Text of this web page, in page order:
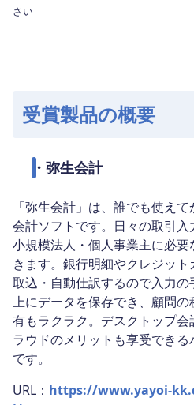
さい
受賞製品の概要
・弥生会計
「弥生会計」は、誰でも使え
会計ソフトです。日々の取引入
小規模法人・個人事業主に必
きます。銀行明細やクレジッ
取込・自動仕訳するので入力
上にデータを保存でき、顧問
有もラクラク。デスクトップ
ラウドのメリットも享受でき
です。
URL： https://www.yayoi-